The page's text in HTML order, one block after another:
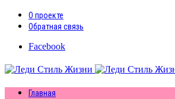
О проекте
Обратная связь
Facebook
Главная